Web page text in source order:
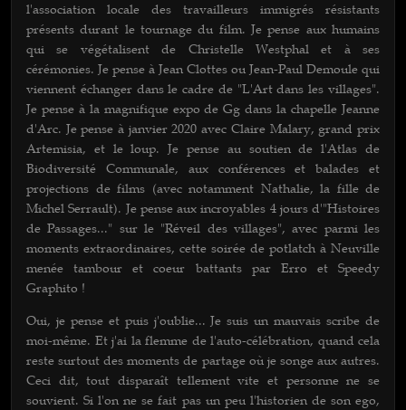
l'association locale des travailleurs immigrés résistants
présents durant le tournage du film. Je pense aux humains
qui se végétalisent de Christelle Westphal et à ses
cérémonies. Je pense à Jean Clottes ou Jean-Paul Demoule qui
viennent échanger dans le cadre de "L'Art dans les villages".
Je pense à la magnifique expo de Gg dans la chapelle Jeanne
d'Arc. Je pense à janvier 2020 avec Claire Malary, grand prix
Artemisia, et le loup. Je pense au soutien de l'Atlas de
Biodiversité Communale, aux conférences et balades et
projections de films (avec notamment Nathalie, la fille de
Michel Serrault). Je pense aux incroyables 4 jours d'"Histoires
de Passages..." sur le "Réveil des villages", avec parmi les
moments extraordinaires, cette soirée de potlatch à Neuville
menée tambour et coeur battants par Erro et Speedy
Graphito !
Oui, je pense et puis j'oublie... Je suis un mauvais scribe de
moi-même. Et j'ai la flemme de l'auto-célébration, quand cela
reste surtout des moments de partage où je songe aux autres.
Ceci dit, tout disparaît tellement vite et personne ne se
souvient. Si l'on ne se fait pas un peu l'historien de son ego,